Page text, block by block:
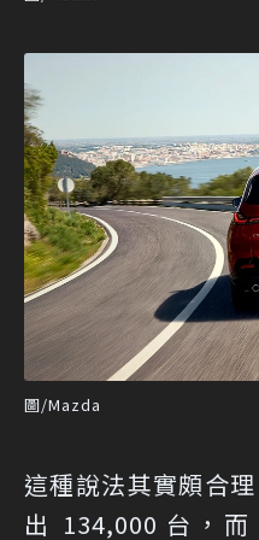
圖/Mazda
這種說法其實頗合
出 134,000 台，